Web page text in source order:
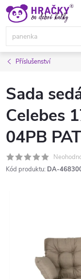
Přejít
obsah
Příslušenství
Sada
Celebes
04PB
Kód produktu: DA-